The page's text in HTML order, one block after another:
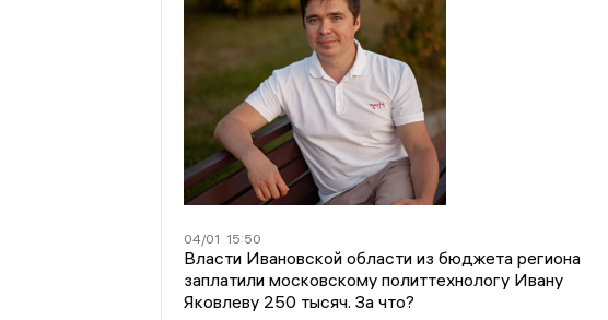
04/01 15:50
Власти Ивановской области из бюджета региона
заплатили московскому политтехнологу Ивану
Яковлеву 250 тысяч. За что?